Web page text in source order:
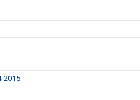
2015